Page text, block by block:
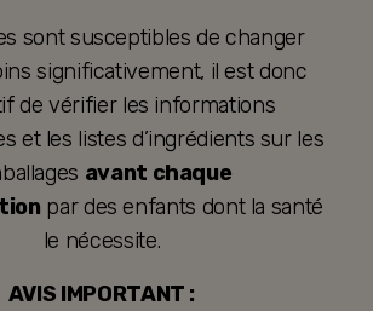
sont susceptibles de changer
significativement, il est donc
de vérifier les informations
et les listes d’ingrédients sur les
avant chaque
par des enfants dont la santé
le nécessite.
AVIS IMPORTANT :